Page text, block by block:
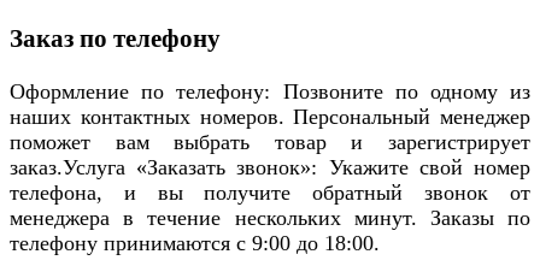
Заказ по телефону
Оформление по телефону: Позвоните по одному из
наших контактных номеров. Персональный менеджер
поможет вам выбрать товар и зарегистрирует
заказ.Услуга «Заказать звонок»: Укажите свой номер
телефона, и вы получите обратный звонок от
менеджера в течение нескольких минут. Заказы по
телефону принимаются с 9:00 до 18:00.